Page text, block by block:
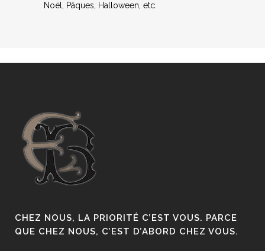
Noël, Pâques, Halloween, etc.
CHEZ NOUS, LA PRIORITÉ C’EST VOUS. PARCE
QUE CHEZ NOUS, C’EST D’ABORD CHEZ VOUS.